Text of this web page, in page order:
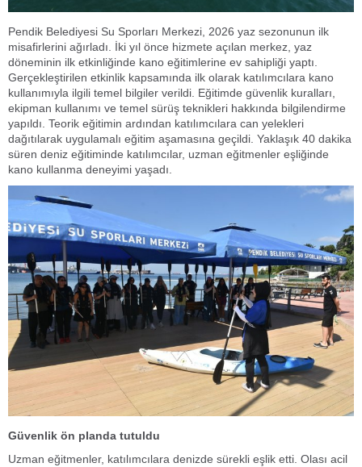
Pendik Belediyesi Su Sporları Merkezi, 2026 yaz sezonunun ilk
misafirlerini ağırladı. İki yıl önce hizmete açılan merkez, yaz
döneminin ilk etkinliğinde kano eğitimlerine ev sahipliği yaptı.
Gerçekleştirilen etkinlik kapsamında ilk olarak katılımcılara kano
kullanımıyla ilgili temel bilgiler verildi. Eğitimde güvenlik kuralları,
ekipman kullanımı ve temel sürüş teknikleri hakkında bilgilendirme
yapıldı. Teorik eğitimin ardından katılımcılara can yelekleri
dağıtılarak uygulamalı eğitim aşamasına geçildi. Yaklaşık 40 dakika
süren deniz eğitiminde katılımcılar, uzman eğitmenler eşliğinde
kano kullanma deneyimi yaşadı.
Güvenlik ön planda tutuldu
Uzman eğitmenler, katılımcılara denizde sürekli eşlik etti. Olası acil